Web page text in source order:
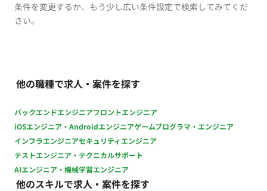
条件を変更するか、もう少し広い条件設定で検索してみてくだ
さい。
他の職種で求人・案件を探す
バックエンドエンジニアフロントエンジニア
iOSエンジニア・Androidエンジニアゲームプログラマ・エンジニア
インフラエンジニアセキュリティエンジニア
テストエンジニア・テクニカルサポート
AIエンジニア・機械学習エンジニア
他のスキルで求人・案件を探す